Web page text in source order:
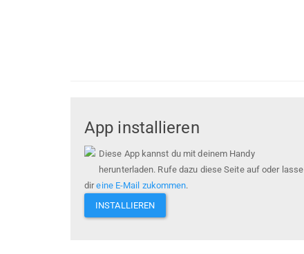
App installieren
Diese App kannst du mit deinem Handy
herunterladen. Rufe dazu diese Seite auf oder lasse
direine E-Mail zukommen.
INSTALLIEREN